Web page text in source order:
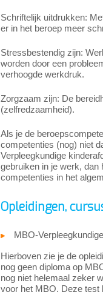
Schriftelijk uitdrukken:
er in het beroep meer
Stressbestendig zijn:
worden door een
verhoogde werkdruk.
Zorgzaam zijn: De
(zelfredzaamheid).
Als je de
competenties (nog) niet
Verpleegkundige
gebruiken in je werk,
competenties in het
Opleidingen,
MBO-
Hierboven zie je de
nog geen diploma op
nog niet helemaal zeker
voor het MBO. Deze test